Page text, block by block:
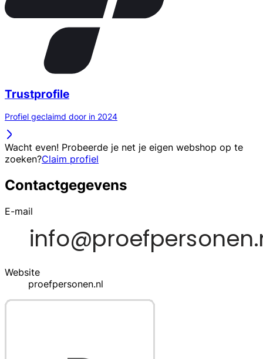
Trustprofile
Profiel geclaimd door in 2024
Wacht even! Probeerde je net je eigen webshop op te
zoeken?Claim profiel
Contactgegevens
E-mail
Website
proefpersonen.nl